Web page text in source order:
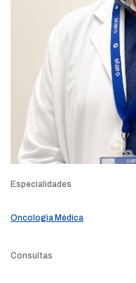
Especialidades
Oncologia Médica
Consultas